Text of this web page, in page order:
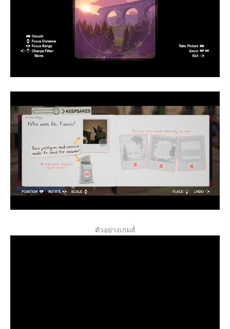
ตัวอย่างเกมส์